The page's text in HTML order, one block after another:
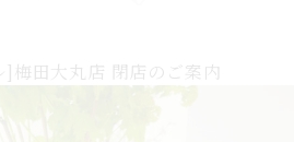
田大丸店 閉店のご案内